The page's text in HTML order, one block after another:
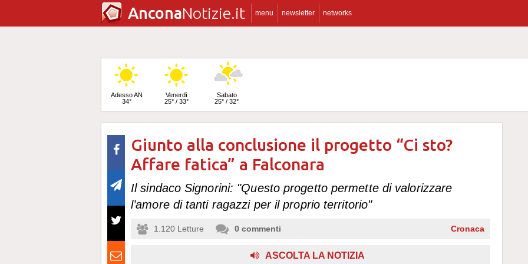
AnconaNotizie.it menu newsletter networks
Adesso AN
34°
Venerdì
25° / 33°
Sabato
25° / 32°
Domenica
24° / 32°
Giunto alla conclusione il progetto “Ci sto?
Affare fatica” a Falconara
Il sindaco Signorini: "Questo progetto permette di valorizzare
l’amore di tanti ragazzi per il proprio territorio"
1.120 Letture 0 commenti Cronaca
ASCOLTA LA NOTIZIA